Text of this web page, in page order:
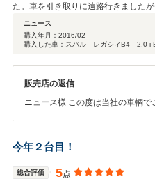
た。車を引き取りに遠路行きました
した。大変、満足しています。次
チコミ投稿遅くて済みませんでした。
ニュース
購入年月： 2016/02
購入した車：スバル レガシィB4 2.0 i
販売店の返信
ニュース様 この度は当社の車輌
いただき当社といたしましても非
た。 車両にも店長にも非常によい
良い対応ができますよう心がけて
ございましたらお気軽にご相談く
今年２台目！
総合評価 5点